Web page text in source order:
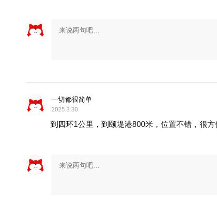
一切都很简单
2025.3.30
到四环1公里，到颐堤港800米，位置不错，很方